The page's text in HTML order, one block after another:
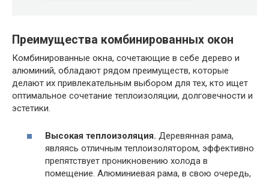
Преимущества комбинированных окон
Комбинированные окна, сочетающие в себе дерево и
алюминий, обладают рядом преимуществ, которые
делают их привлекательным выбором для тех, кто ищет
оптимальное сочетание теплоизоляции, долговечности и
эстетики.
Высокая теплоизоляция. Деревянная рама,
являясь отличным теплоизолятором, эффективно
препятствует проникновению холода в
помещение. Алюминиевая рама, в свою очередь,